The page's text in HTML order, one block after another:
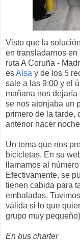
Visto que la
en transladarnos
ruta A Coruña -
esAlsa y de los 5
sale a las 9:00 y el
mañana nos dejaría
se nos atonjaba un
primero de la tarde,
anterior hacer
Un tema que nos
bicicletas. En su
llamamos al
Efectivamente, se
tienen cabida para
embaladas.
válida si lo que
grupo muy
En bus charter